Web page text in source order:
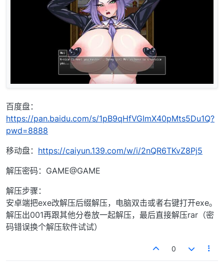
百度盘：
https://pan.baidu.com/s/1pB9qHfVGImX40pMts5Du1Q?
pwd=8888
移动盘： https://caiyun.139.com/w/i/2nQR6TKvZ8Pj5
解压密码：GAME@GAME
解压步骤：
安卓端把exe改解压后缀解压，电脑双击或者右键打开exe。
解压出001再跟其他分卷放一起解压，最后直接解压rar（密
码错误换个解压软件试试）
0